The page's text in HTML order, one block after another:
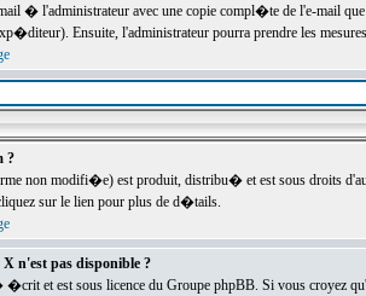
� l'administrateur avec une copie compl�te de l'e-mail
Ensuite, l'administrateur pourra prendre les
?
non modifi�e) est produit, distribu� et est sous droits
sur le lien pour plus de d�tails.
n'est pas disponible ?
et est sous licence du Groupe phpBB. Si vous croyez